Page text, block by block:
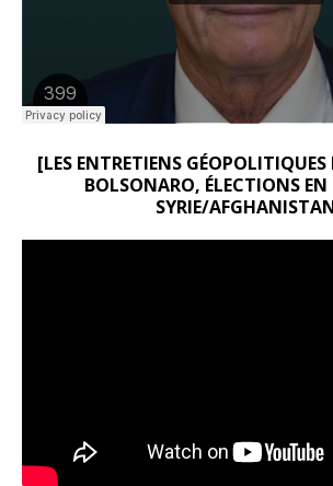
[LES ENTRETIENS GÉOPOLITIQUES
BOLSONARO, ÉLECTIONS EN
SYRIE/